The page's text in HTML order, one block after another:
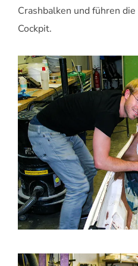
Crashbalken und führen
Cockpit.